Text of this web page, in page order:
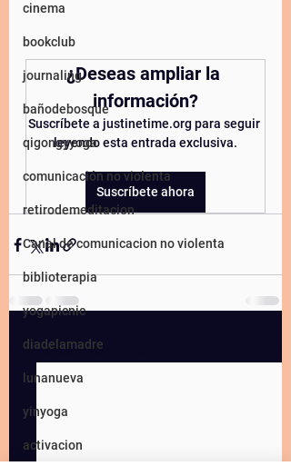
cinema
bookclub
journaling
bañodebosque
qigongyyoga
comunicación no violenta
retirodemeditacion
Canal de comunicacion no violenta
biblioterapia
yogapicnic
diadelamadre
lunanueva
yinyoga
activacion
¿Deseas ampliar la
información?
Suscríbete a justinetime.org para seguir
leyendo esta entrada exclusiva.
Suscríbete ahora
Entradas recientes